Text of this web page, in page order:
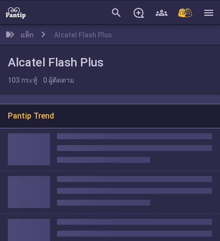
search menu
แท็ก Alcatel Flash Plus
Alcatel Flash Plus
103 กระทู้ 0 ผู้ติดตาม
Pantip Trend